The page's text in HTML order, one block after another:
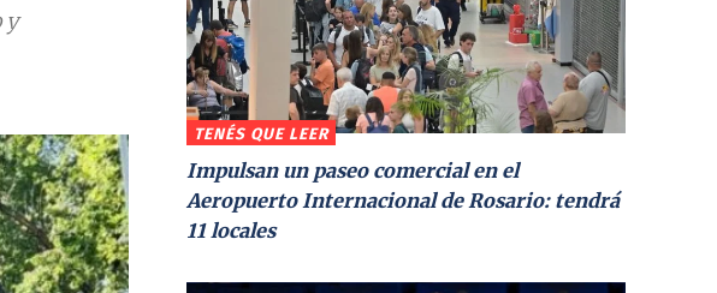
y
TENÉS QUE LEER
Impulsan un paseo comercial en el
Aeropuerto Internacional de Rosario: tendrá
11 locales